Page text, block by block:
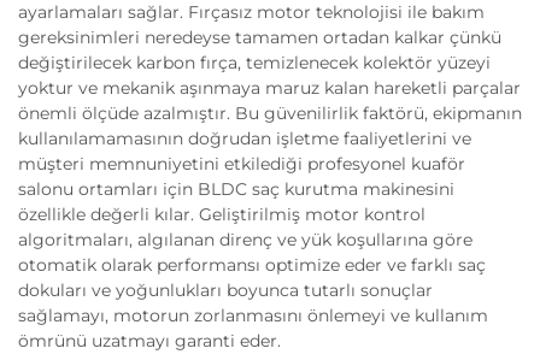
ayarlamaları sağlar. Fırçasız motor teknolojisi ile bakım
gereksinimleri neredeyse tamamen ortadan kalkar çünkü
değiştirilecek karbon fırça, temizlenecek kolektör yüzeyi
yoktur ve mekanik aşınmaya maruz kalan hareketli parçalar
önemli ölçüde azalmıştır. Bu güvenilirlik faktörü, ekipmanın
kullanılamamasının doğrudan işletme faaliyetlerini ve
müşteri memnuniyetini etkilediği profesyonel kuaför
salonu ortamları için BLDC saç kurutma makinesini
özellikle değerli kılar. Geliştirilmiş motor kontrol
algoritmaları, algılanan direnç ve yük koşullarına göre
otomatik olarak performansı optimize eder ve farklı saç
dokuları ve yoğunlukları boyunca tutarlı sonuçlar
sağlamayı, motorun zorlanmasını önlemeyi ve kullanım
ömrünü uzatmayı garanti eder.